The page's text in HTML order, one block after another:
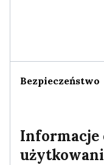
Bezpieczeństwo
Informacje